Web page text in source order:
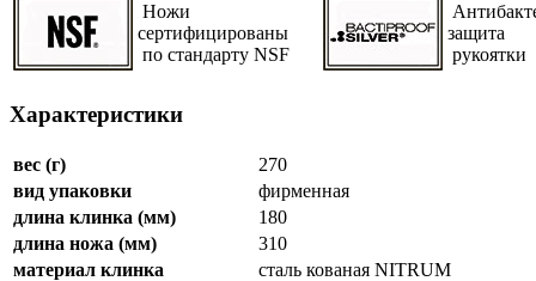
Ножи
сертифицированы
по стандарту NSF
защита
рукоятки
Характеристики
вес (г)
270
вид упаковки
фирменная
длина клинка (мм)
180
длина ножа (мм)
310
материал клинка
сталь кованая NITRUM